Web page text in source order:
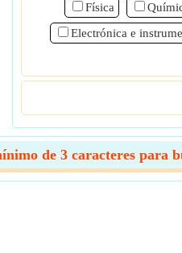
Física
Electrónica e
de 3 caracteres para